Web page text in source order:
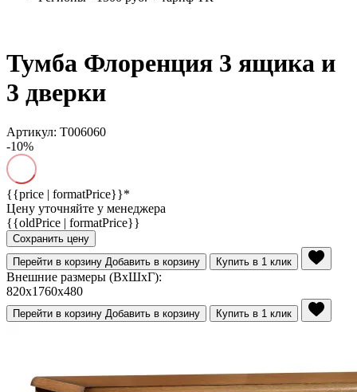
Тумба Флоренция 3 ящика и
3 дверки
Артикул: Т006060
-10%
{{price | formatPrice}}*
Цену уточняйте у менеджера
{{oldPrice | formatPrice}}
Сохранить цену
Перейти в корзину Добавить в корзину Купить в 1 клик
Внешние размеры (ВхШхГ):
820x1760x480
Перейти в корзину Добавить в корзину Купить в 1 клик